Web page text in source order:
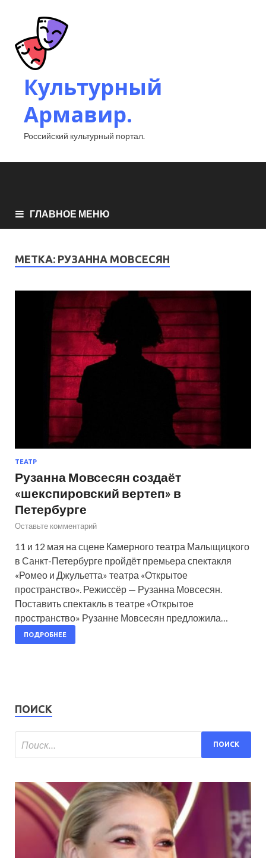
Культурный
Армавир.
Российский культурный портал.
ГЛАВНОЕ МЕНЮ
МЕТКА: РУЗАННА МОВСЕСЯН
ТЕАТР
Рузанна Мовсесян создаёт
«шекспировский вертеп» в
Петербурге
Оставьте комментарий
11 и 12 мая на сцене Камерного театра Малыщицкого
в Санкт-Петербурге пройдёт премьера спектакля
«Ромео и Джульетта» театра «Открытое
пространство». Режиссёр — Рузанна Мовсесян.
Поставить спектакль в театре «Открытое
пространство» Рузанне Мовсесян предложила…
ПОДРОБНЕЕ
ПОИСК